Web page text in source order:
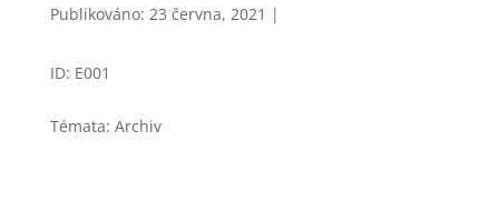
Publikováno: 23 června, 2021 |
ID: E001
Témata: Archiv